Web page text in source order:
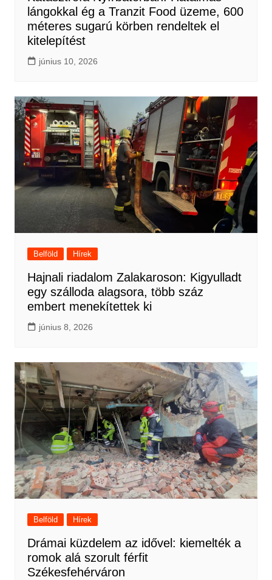
lángokkal ég a Tranzit Food üzeme, 600
méteres sugarú körben rendeltek el
kitelepítést
június 10, 2026
Belföld Hírek
Hajnali riadalom Zalakaroson: Kigyulladt
egy szálloda alagsora, több száz
embert menekítettek ki
június 8, 2026
Belföld Hírek
Drámai küzdelem az idővel: kiemelték a
romok alá szorult férfit
Székesfehérváron